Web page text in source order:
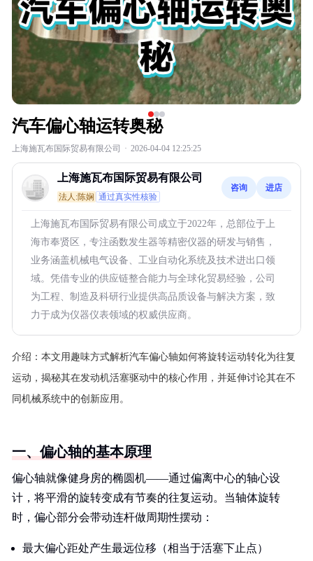
汽车偏心轴运转奥秘
上海施瓦布国际贸易有限公司 · 2026-04-04 12:25:25
上海施瓦布国际贸易有限公司
法人:陈娴 通过真实性核验
咨询 进店
上海施瓦布国际贸易有限公司成立于2022年，总部位于上
海市奉贤区，专注函数发生器等精密仪器的研发与销售，
业务涵盖机械电气设备、工业自动化系统及技术进出口领
域。凭借专业的供应链整合能力与全球化贸易经验，公司
为工程、制造及科研行业提供高品质设备与解决方案，致
力于成为仪器仪表领域的权威供应商。
介绍： 本文用趣味方式解析汽车偏心轴如何将旋转运动转化为往复
运动，揭秘其在发动机活塞驱动中的核心作用，并延伸讨论其在不
同机械系统中的创新应用。
一、偏心轴的基本原理
偏心轴就像健身房的椭圆机——通过偏离中心的轴心设
计，将平滑的旋转变成有节奏的往复运动。当轴体旋转
时，偏心部分会带动连杆做周期性摆动：
最大偏心距处产生最远位移（相当于活塞下止点）